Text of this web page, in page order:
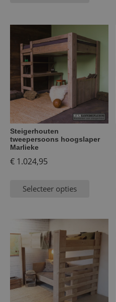
Steigerhouten
tweepersoons hoogslaper
Marlieke
€ 1.024,95
Selecteer opties